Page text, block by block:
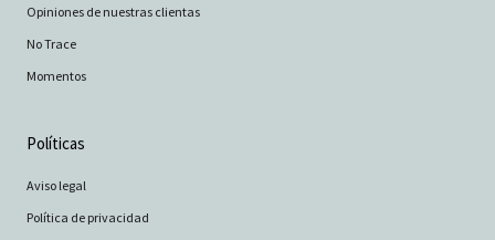
Opiniones de nuestras clientas
No Trace
Momentos
Políticas
Aviso legal
Política de privacidad